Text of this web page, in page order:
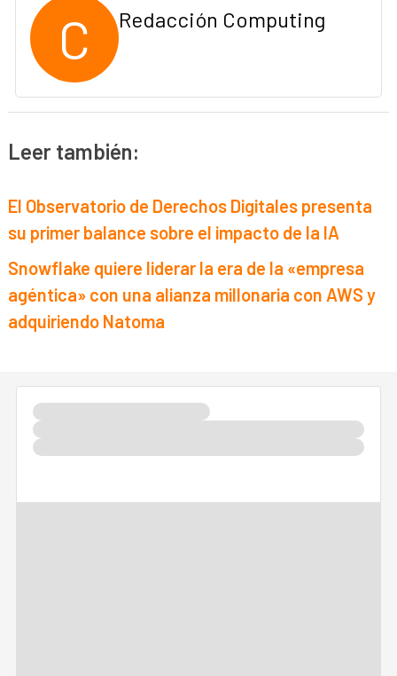
C Redacción Computing
Leer también:
El Observatorio de Derechos Digitales presenta
su primer balance sobre el impacto de la IA
Snowflake quiere liderar la era de la «empresa
agéntica» con una alianza millonaria con AWS y
adquiriendo Natoma